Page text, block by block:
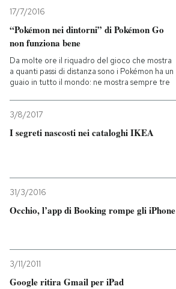
17/7/2016
“Pokémon nei dintorni” di Pokémon Go
non funziona bene
Da molte ore il riquadro del gioco che mostra
a quanti passi di distanza sono i Pokémon ha un
guaio in tutto il mondo: ne mostra sempre tre
3/8/2017
I segreti nascosti nei cataloghi IKEA
31/3/2016
Occhio, l’app di Booking rompe gli iPhone
3/11/2011
Google ritira Gmail per iPad